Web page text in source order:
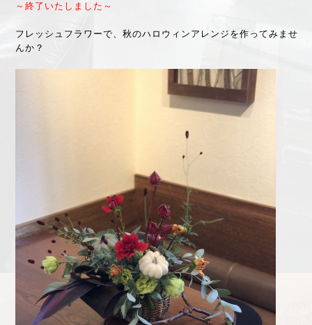
～終了いたしました～
フレッシュフラワーで、秋のハロウィンアレンジを作ってみませ
んか？